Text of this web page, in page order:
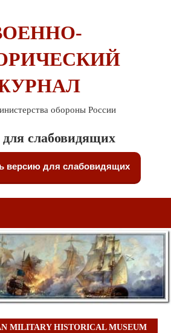
обороны России
слабовидящих
версию для слабовидящих
MILITARY HISTORICAL MUSEUM